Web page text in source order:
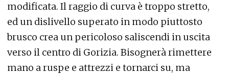
modificata. Il raggio di curva è troppo stretto,
ed un dislivello superato in modo piuttosto
brusco crea un pericoloso saliscendi in uscita
verso il centro di Gorizia. Bisognerà rimettere
mano a ruspe e attrezzi e tornarci su, ma